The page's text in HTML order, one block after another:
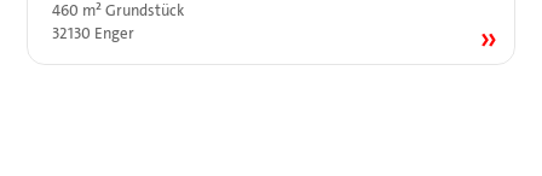
460 m² Grundstück
32130 Enger